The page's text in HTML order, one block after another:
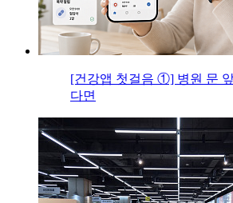
[건강앱 첫걸음 ①] 병원 문 앞
다면